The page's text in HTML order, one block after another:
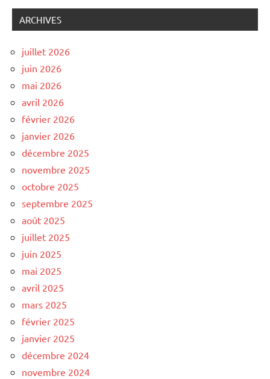
ARCHIVES
juillet 2026
juin 2026
mai 2026
avril 2026
février 2026
janvier 2026
décembre 2025
novembre 2025
octobre 2025
septembre 2025
août 2025
juillet 2025
juin 2025
mai 2025
avril 2025
mars 2025
février 2025
janvier 2025
décembre 2024
novembre 2024